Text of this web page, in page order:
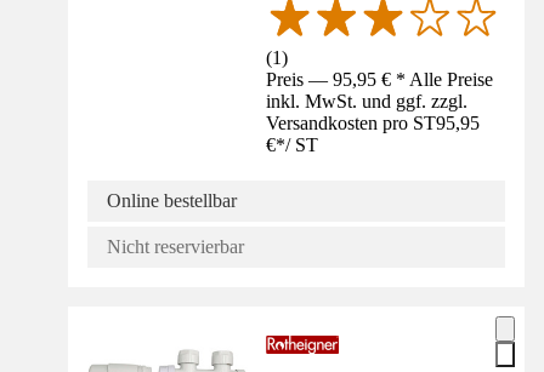
(1)
Preis — 95,95 € * Alle Preise
inkl. MwSt. und ggf. zzgl.
Versandkosten pro ST95,95
€*/ ST
Online bestellbar
Nicht reservierbar